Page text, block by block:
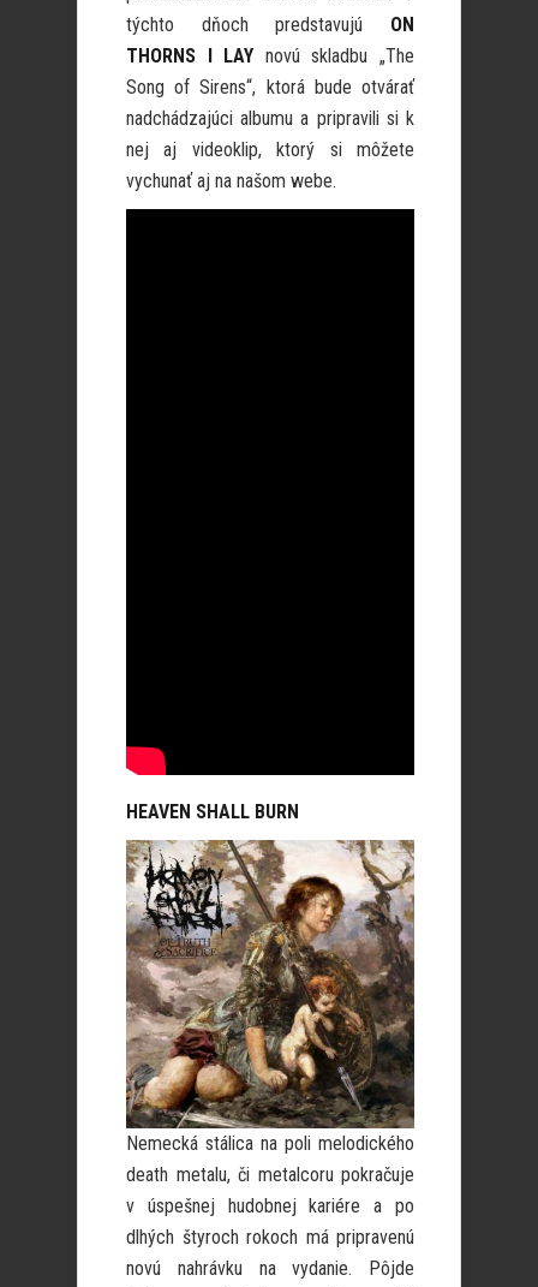
týchto dňoch predstavujú ON
THORNS I LAY novú skladbu „The
Song of Sirens“, ktorá bude otvárať
nadchádzajúci albumu a pripravili si k
nej aj videoklip, ktorý si môžete
vychunať aj na našom webe.
HEAVEN SHALL BURN
Nemecká stálica na poli melodického
death metalu, či metalcoru pokračuje
v úspešnej hudobnej kariére a po
dlhých štyroch rokoch má pripravenú
novú nahrávku na vydanie. Pôjde